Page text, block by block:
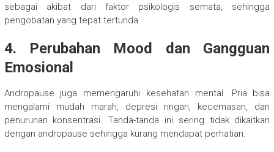
sebagai akibat dari faktor psikologis semata, sehingga
pengobatan yang tepat tertunda.
4. Perubahan Mood dan Gangguan
Emosional
Andropause juga memengaruhi kesehatan mental. Pria bisa
mengalami mudah marah, depresi ringan, kecemasan, dan
penurunan konsentrasi. Tanda-tanda ini sering tidak dikaitkan
dengan andropause sehingga kurang mendapat perhatian.